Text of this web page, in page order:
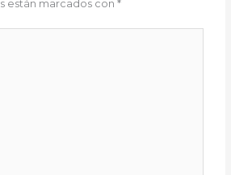
están marcados con*